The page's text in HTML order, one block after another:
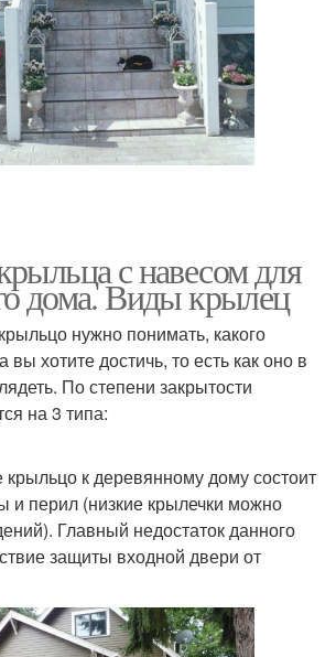
с навесом для
дома. Виды крылец
нужно понимать, какого
вы хотите достичь, то есть как оно в
По степени закрытости
на 3 типа:
крыльцо к деревянному дому состоит
и перил (низкие крылечки можно
Главный недостаток данного
защиты входной двери от